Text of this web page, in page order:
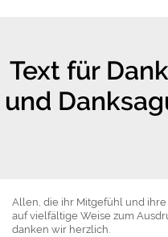
Text für
und
Allen, die ihr Mitgefühl und
auf vielfältige Weise zum
danken wir herzlich.